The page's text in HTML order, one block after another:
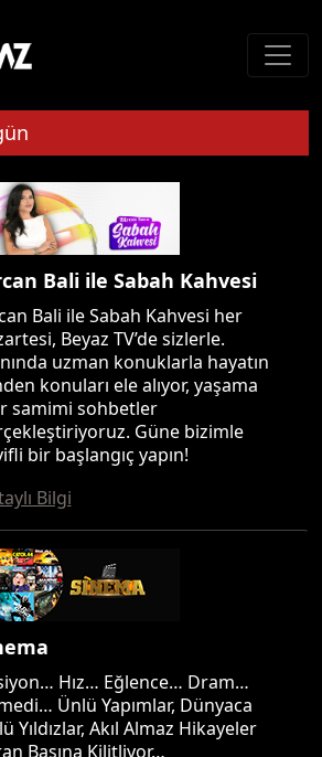
Bali ile Sabah Kahvesi
Bali ile Sabah Kahvesi her
Beyaz TV’de sizlerle.
uzman konuklarla hayatın
konuları ele alıyor, yaşama
samimi sohbetler
Güne bizimle
bir başlangıç yapın!
Bilgi
Hız… Eğlence… Dram…
Ünlü Yapımlar, Dünyaca
Yıldızlar, Akıl Almaz Hikayeler
Başına Kilitliyor…